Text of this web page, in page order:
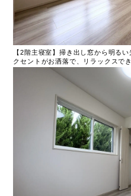
【2階主寝室】掃き出し窓から明る
クセントがお洒落で、リラックスで